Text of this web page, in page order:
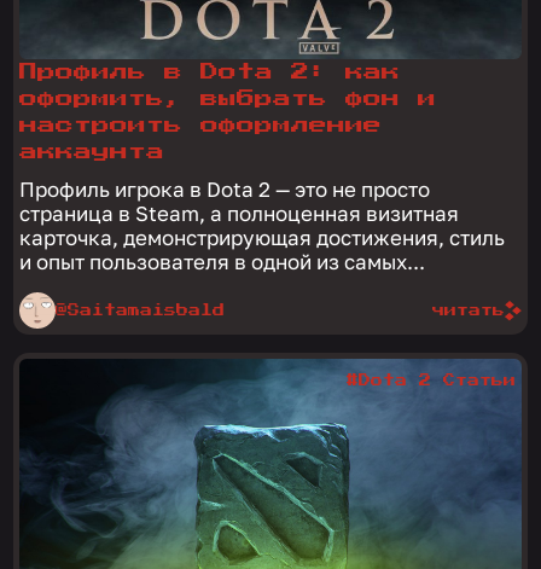
Профиль в Dota 2: как
оформить, выбрать фон и
настроить оформление
аккаунта
Профиль игрока в Dota 2 — это не просто
страница в Steam, а полноценная визитная
карточка, демонстрирующая достижения, стиль
и опыт пользователя в одной из самых...
@Saitamaisbald читать
#Dota 2 Статьи